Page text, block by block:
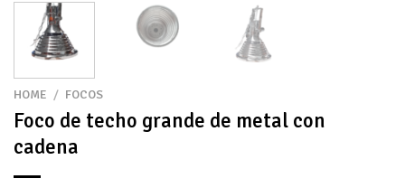
HOME / FOCOS
Foco de techo grande de metal con
cadena